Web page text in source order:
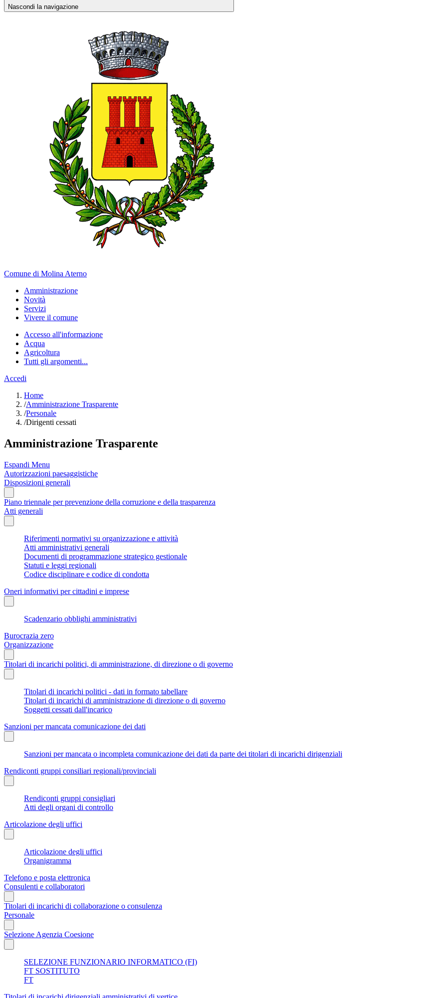
Nascondi la navigazione
Comune di Molina Aterno
Amministrazione
Novità
Servizi
Vivere il comune
Accesso all'informazione
Acqua
Agricoltura
Tutti gli argomenti...
Accedi
Home
/Amministrazione Trasparente
/Personale
/Dirigenti cessati
Amministrazione Trasparente
Espandi Menu
Autorizzazioni paesaggistiche
Disposizioni generali
Piano triennale per prevenzione della corruzione e della trasparenza
Atti generali
Riferimenti normativi su organizzazione e attività
Atti amministrativi generali
Documenti di programmazione strategico gestionale
Statuti e leggi regionali
Codice disciplinare e codice di condotta
Oneri informativi per cittadini e imprese
Scadenzario obblighi amministrativi
Burocrazia zero
Organizzazione
Titolari di incarichi politici, di amministrazione, di direzione o di governo
Titolari di incarichi politici - dati in formato tabellare
Titolari di incarichi di amministrazione di direzione o di governo
Soggetti cessati dall'incarico
Sanzioni per mancata comunicazione dei dati
Sanzioni per mancata o incompleta comunicazione dei dati da parte dei titolari di incarichi dirigenziali
Rendiconti gruppi consiliari regionali/provinciali
Rendiconti gruppi consigliari
Atti degli organi di controllo
Articolazione degli uffici
Articolazione degli uffici
Organigramma
Telefono e posta elettronica
Consulenti e collaboratori
Titolari di incarichi di collaborazione o consulenza
Personale
Selezione Agenzia Coesione
SELEZIONE FUNZIONARIO INFORMATICO (FI)
FT SOSTITUTO
FT